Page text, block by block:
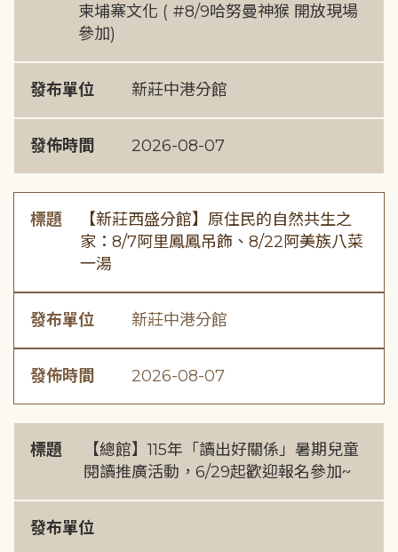
柬埔寨文化 ( #8/9哈努曼神猴 開放現場
參加)
發布單位 新莊中港分館
發佈時間 2026-08-07
標題
【新莊西盛分館】原住民的自然共生之
家：8/7阿里鳳鳳吊飾、8/22阿美族八菜
一湯
發布單位 新莊中港分館
發佈時間 2026-08-07
標題
【總館】115年「讀出好關係」暑期兒童
閱讀推廣活動，6/29起歡迎報名參加~
發布單位